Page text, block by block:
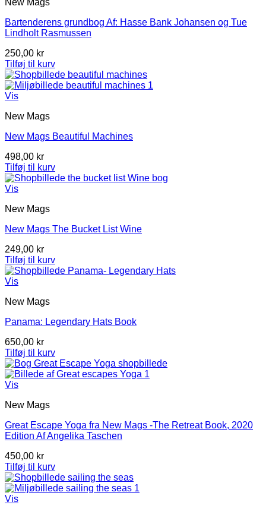
New Mags
Bartenderens grundbog Af: Hasse Bank Johansen og Tue
Lindholt Rasmussen
250,00 kr
Tilføj til kurv
Vis
New Mags
New Mags Beautiful Machines
498,00 kr
Tilføj til kurv
Vis
New Mags
New Mags The Bucket List Wine
249,00 kr
Tilføj til kurv
Vis
New Mags
Panama: Legendary Hats Book
650,00 kr
Tilføj til kurv
Vis
New Mags
Great Escape Yoga fra New Mags -The Retreat Book, 2020
Edition Af Angelika Taschen
450,00 kr
Tilføj til kurv
Vis